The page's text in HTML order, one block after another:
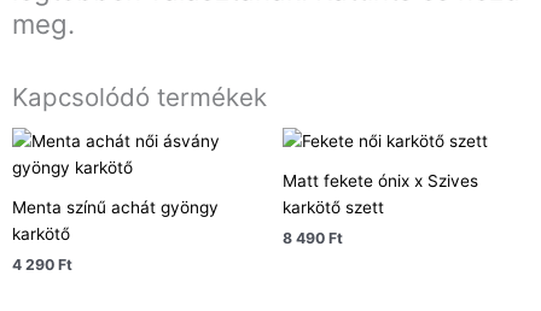
meg.
Kapcsolódó termékek
Menta színű achát gyöngy
karkötő
4 290 Ft
Matt fekete ónix x Szives
karkötő szett
8 490 Ft